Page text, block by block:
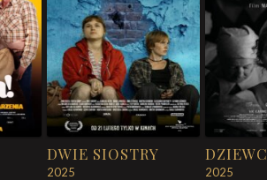
DWIE SIOSTRY
2025 2025